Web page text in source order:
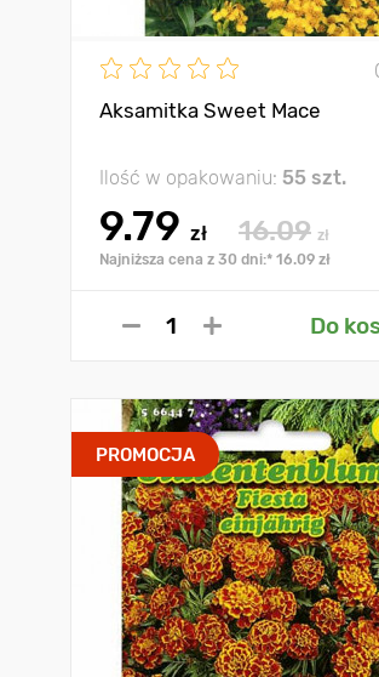
Aksamitka Sweet Mace
Ilość w opakowaniu: 55 szt.
9.79 zł 16.09 zł
Najniższa cena z 30 dni:* 16.09 zł
Do
PROMOCJA